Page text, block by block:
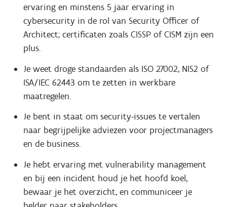
ervaring en minstens 5 jaar ervaring in
cybersecurity in de rol van Security Officer of
Architect; certificaten zoals CISSP of CISM zijn een
plus.
Je weet droge standaarden als ISO 27002, NIS2 of
ISA/IEC 62443 om te zetten in werkbare
maatregelen.
Je bent in staat om security-issues te vertalen
naar begrijpelijke adviezen voor projectmanagers
en de business.
Je hebt ervaring met vulnerability management
en bij een incident houd je het hoofd koel,
bewaar je het overzicht, en communiceer je